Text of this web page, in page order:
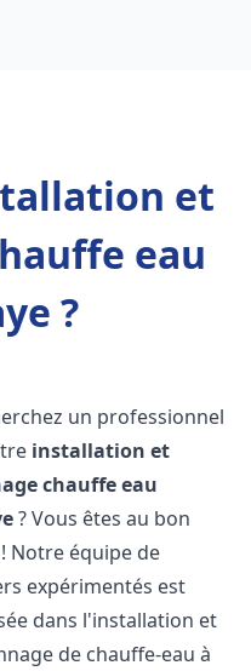
et
eau
?
un professionnel
installation et
chauffe eau
? Vous êtes au bon
Notre équipe de
expérimentés est
dans l'installation et
de chauffe-eau à